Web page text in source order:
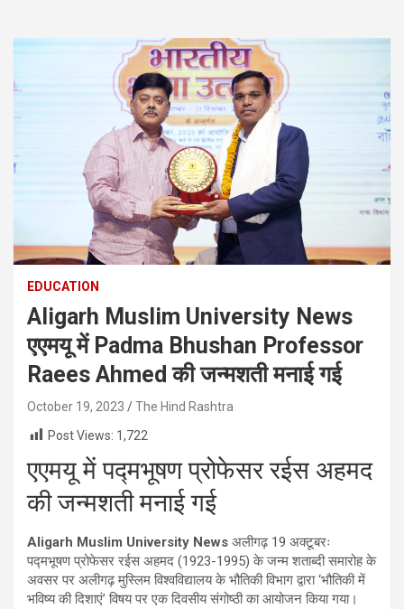
EDUCATION
Aligarh Muslim University News
एएमयू में Padma Bhushan Professor
Raees Ahmed की जन्मशती मनाई गई
October 19, 2023
The Hind Rashtra
Post Views: 1,722
एएमयू में पद्मभूषण प्रोफेसर रईस अहमद
की जन्मशती मनाई गई
Aligarh Muslim University News अलीगढ़ 19 अक्टूबरः
पद्मभूषण प्रोफेसर रईस अहमद (1923-1995)के जन्म शताब्दी समारोह के
अवसर पर अलीगढ़ मुस्लिम विश्वविद्यालय के भौतिकी विभाग द्वारा‘भौतिकी में
भविष्य की दिशाएं’विषय पर एक दिवसीय संगोष्ठी का आयोजन किया गया।